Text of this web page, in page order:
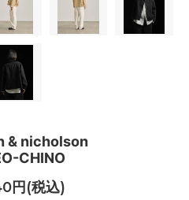
& nicholson
CHINO
円(税込)